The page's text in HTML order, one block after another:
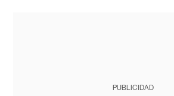
PUBLICIDAD